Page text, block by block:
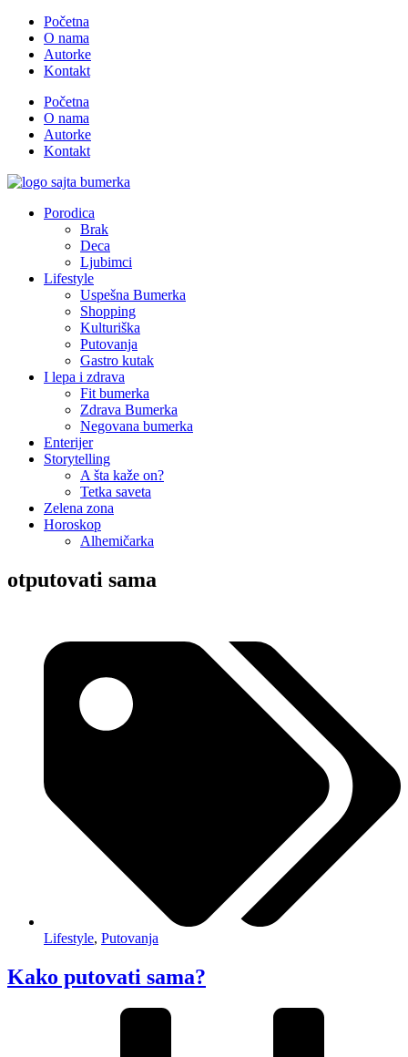
Početna
O nama
Autorke
Kontakt
Početna
O nama
Autorke
Kontakt
Porodica
Brak
Deca
Ljubimci
Lifestyle
Uspešna Bumerka
Shopping
Kulturiška
Putovanja
Gastro kutak
I lepa i zdrava
Fit bumerka
Zdrava Bumerka
Negovana bumerka
Enterijer
Storytelling
A šta kaže on?
Tetka saveta
Zelena zona
Horoskop
Alhemičarka
otputovati sama
Lifestyle, Putovanja
Kako putovati sama?